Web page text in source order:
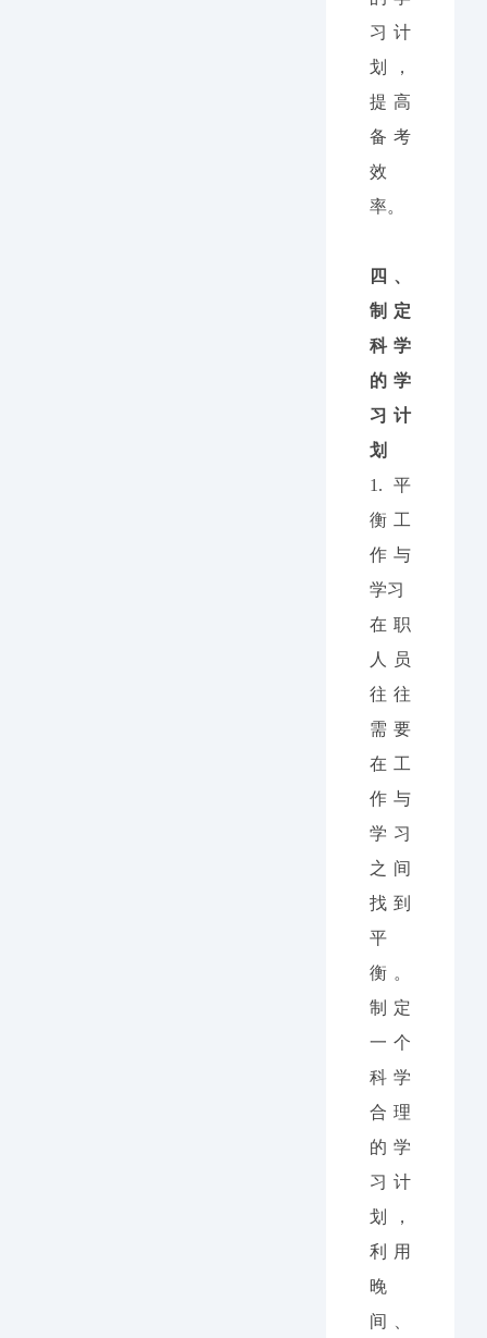
习计
划，
提高
备考
效
率。
四、
制定
科学
的学
习计
划
1. 平
衡工
作与
学习
在职
人员
往往
需要
在工
作与
学习
之间
找到
平
衡。
制定
一个
科学
合理
的学
习计
划，
利用
晚
间、